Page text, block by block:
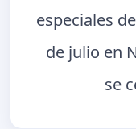
especiales
de julio en
se